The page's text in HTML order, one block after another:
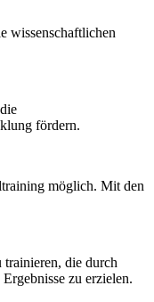
wissenschaftlichen
fördern.
möglich. Mit den
die durch
zu erzielen.